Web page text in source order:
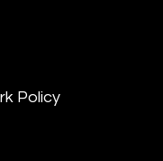
Policy